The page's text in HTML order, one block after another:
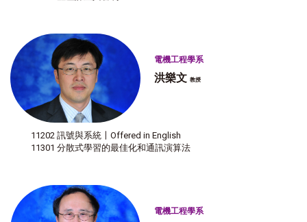
電機工程學系
洪樂文 教授
11202 訊號與系統〡Offered in English
11301 分散式學習的最佳化和通訊演算法
電機工程學系